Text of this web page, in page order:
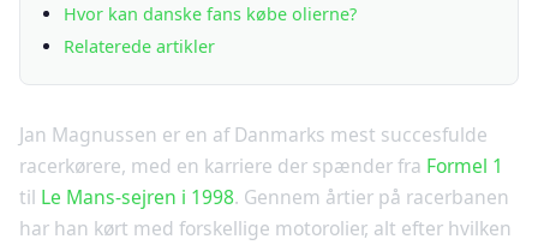
Hvor kan danske fans købe olierne?
Relaterede artikler
Jan Magnussen er en af Danmarks mest succesfulde
racerkørere, med en karriere der spænder fra Formel 1
til Le Mans-sejren i 1998. Gennem årtier på racerbanen
har han kørt med forskellige motorolier, alt efter hvilken